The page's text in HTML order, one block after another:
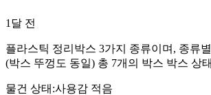
1달 전
플라스틱 정리박스 3가지 종류이며, 종류
(박스 뚜껑도 동일) 총 7개의 박스 박스 상
물건 상태 :사용감 적음